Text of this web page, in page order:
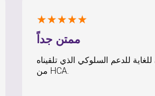
★★★★★
ممتن جداً
ممتنون للغاية للدعم السلوكي الذي تلقيناه
من HCA.